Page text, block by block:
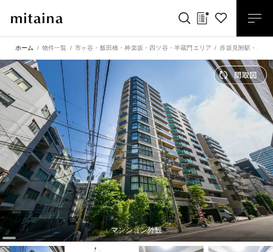
ホーム 物件一覧 市ヶ谷・飯田橋・神楽坂・四ツ谷・半蔵門エリア 赤坂見附駅 ・ 永田
マンション外観